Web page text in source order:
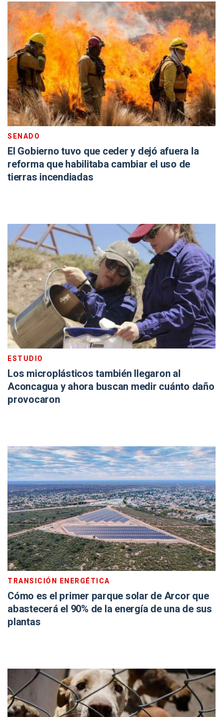
SENADO
El Gobierno tuvo que ceder y dejó afuera la
reforma que habilitaba cambiar el uso de
tierras incendiadas
ESTUDIO
Los microplásticos también llegaron al
Aconcagua y ahora buscan medir cuánto daño
provocaron
TRANSICIÓN ENERGÉTICA
Cómo es el primer parque solar de Arcor que
abastecerá el 90% de la energía de una de sus
plantas